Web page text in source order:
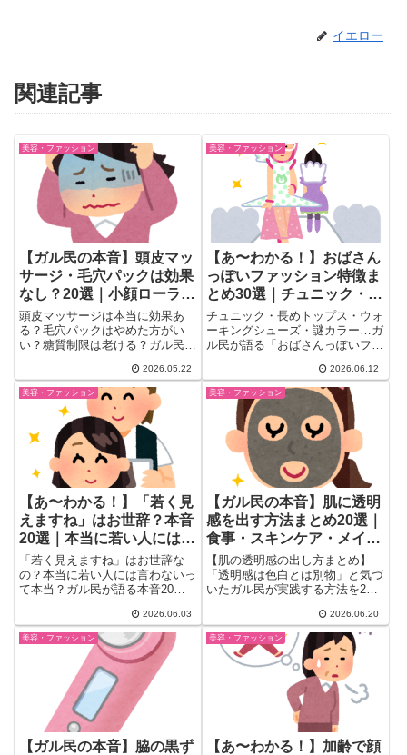
イエロー
関連記事
美容・ファッション
【ガル民の本音】頭皮マッ
サージ・毛穴パックは効果
なし？20選｜小顔ローラ
ー・糖質制限・虫コナーズ
も
頭皮マッサージは本当に効果あ
る？毛穴パックはやめた方がい
い？糖質制限は老ける？ガル民
ビタミンCサプリ・虫コナーズ・
小顔ローラーの本音も一気にまと
めました。
2026.05.22
美容・ファッション
【あ〜わかる！】おばさん
っぽいファッション特徴ま
とめ30選｜チュニック・楽
な靴・謎カラー、ガル民の
本音
チュニック・長めトップス・ウォ
ーキングシューズ・謎カラー…ガ
ル民が語る「おばさんっぽいファ
「軽くて楽な服を選び始めたらお
ばさんの始まり」という名言も登
場。アラフォー・アラフィフ世代
が思わず頷くリアルな本音30
選！
2026.06.12
美容・ファッション
【あ〜わかる！】「若く見
えますね」はお世辞？本音
20選｜本当に若い人には言
わない理由を徹底解剖
「若く見えますね」はお世辞な
の？本当に若い人には言わないっ
て本当？ガル民が語る本音20選
問題から「褒められた側の複雑な
気持ち」まで。年齢と見た目に悩
む30〜50代女性がリアルに共感
できる声を厳選しました！
2026.06.03
美容・ファッション
【ガル民の本音】肌に透明
感を出す方法まとめ20選｜
食事・スキンケア・メイク
のコツ
【肌の透明感の出し方まとめ】
「透明感は色白とは別物」と気づ
いたガル民が実践する方法を20
酒粕から砂糖断ちまで食事改善の
効果、睡眠・血流・紫外線対策・
保湿のコツ、メイクで演出する方
法まで一気にまとめ。
2026.06.20
美容・ファッション
【ガル民の本音】脇の黒ず
美容・ファッション
【あ〜わかる！】加齢で顔